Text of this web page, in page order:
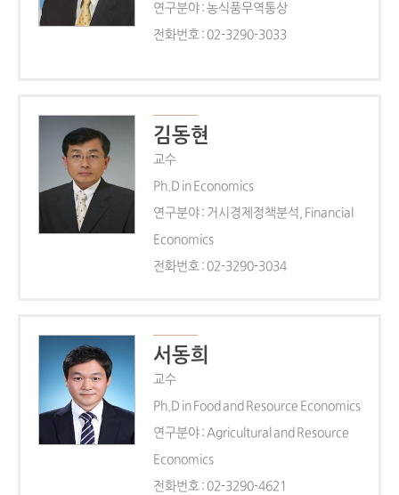
연구분야 : 농식품무역통상
전화번호 : 02-3290-3033
김동현
교수
Ph.D in Economics
연구분야 : 거시경제정책분석, Financial
Economics
전화번호 : 02-3290-3034
서동희
교수
Ph.D in Food and Resource Economics
연구분야 : Agricultural and Resource
Economics
전화번호 : 02-3290-4621